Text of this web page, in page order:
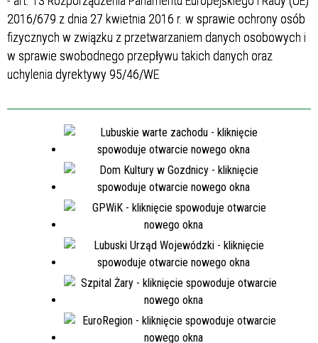
2016/679 z dnia 27 kwietnia 2016 r. w sprawie ochrony osób
fizycznych w związku z przetwarzaniem danych osobowych i
w sprawie swobodnego przepływu takich danych oraz
uchylenia dyrektywy 95/46/WE